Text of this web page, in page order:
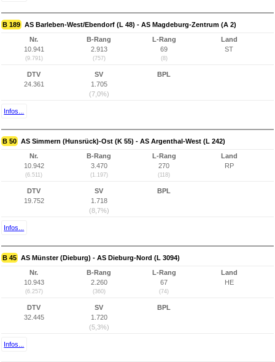
B 189 AS Barleben-West/Ebendorf (L 48) - AS Magdeburg-Zentrum (A 2)
Nr.
10.941
(9.791)
B-Rang
2.913
(757)
L-Rang
69
(8)
Land
ST
DTV
24.361
SV
1.705
(7,0%)
BPL
Infos...
B 50 AS Simmern (Hunsrück)-Ost (K 55) - AS Argenthal-West (L 242)
Nr.
10.942
(6.511)
B-Rang
3.470
(1.197)
L-Rang
270
(118)
Land
RP
DTV
19.752
SV
1.718
(8,7%)
BPL
Infos...
B 45 AS Münster (Dieburg) - AS Dieburg-Nord (L 3094)
Nr.
10.943
(6.257)
B-Rang
2.260
(360)
L-Rang
67
(74)
Land
HE
DTV
32.445
SV
1.720
(5,3%)
BPL
Infos...